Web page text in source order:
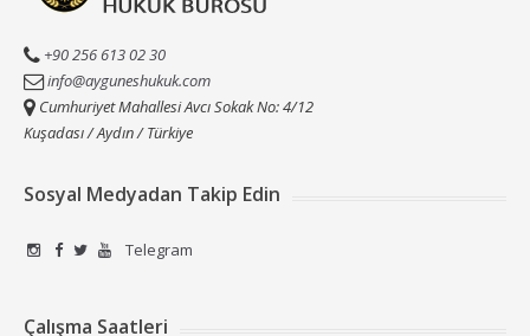
+90 256 613 02 30
info@ayguneshukuk.com
Cumhuriyet Mahallesi Avcı Sokak No: 4/12
Kuşadası / Aydın / Türkiye
Sosyal Medyadan Takip Edin
Telegram
Çalışma Saatleri